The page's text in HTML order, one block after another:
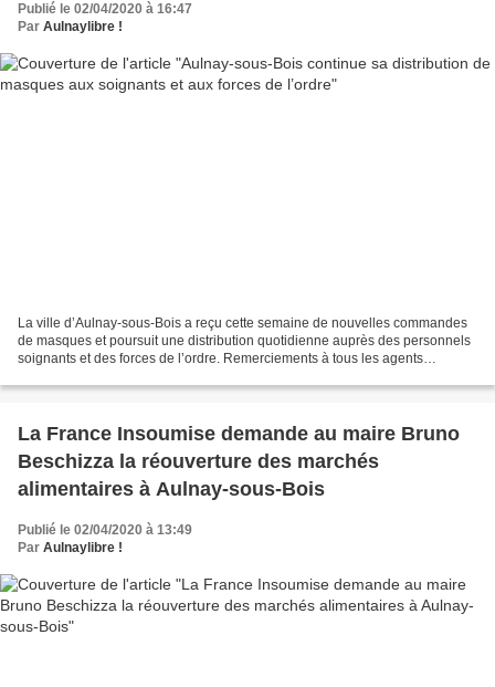
Publié le 02/04/2020 à 16:47
Par Aulnaylibre !
La ville d’Aulnay-sous-Bois a reçu cette semaine de nouvelles commandes
de masques et poursuit une distribution quotidienne auprès des personnels
soignants et des forces de l’ordre. Remerciements à tous les agents
La France Insoumise demande au maire Bruno
Beschizza la réouverture des marchés
alimentaires à Aulnay-sous-Bois
Publié le 02/04/2020 à 13:49
Par Aulnaylibre !